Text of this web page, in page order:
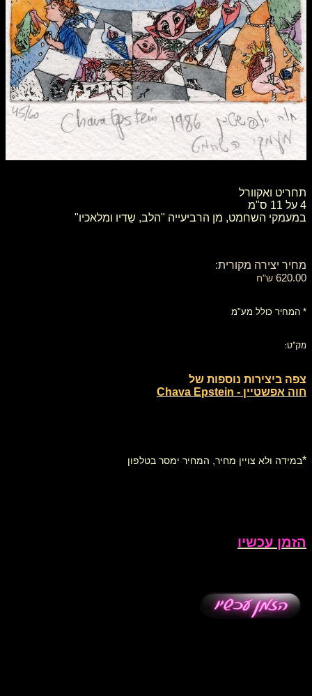
תחריט ואקוורל
4 על 11 ס"מ
במעמקי השחמט, מן הרביעייה "הלב, שֵדיו ומלאכיו"
מחיר יצירה מקורית:
620.00 ש"ח
* המחיר כולל מע"מ
מק"ט:
צפה ביצירות נוספות של
חוה אפשטיין - Chava Epstein
*במידה ולא צויין מחיר, המחיר ימסר בטלפון
הזמן עכשיו